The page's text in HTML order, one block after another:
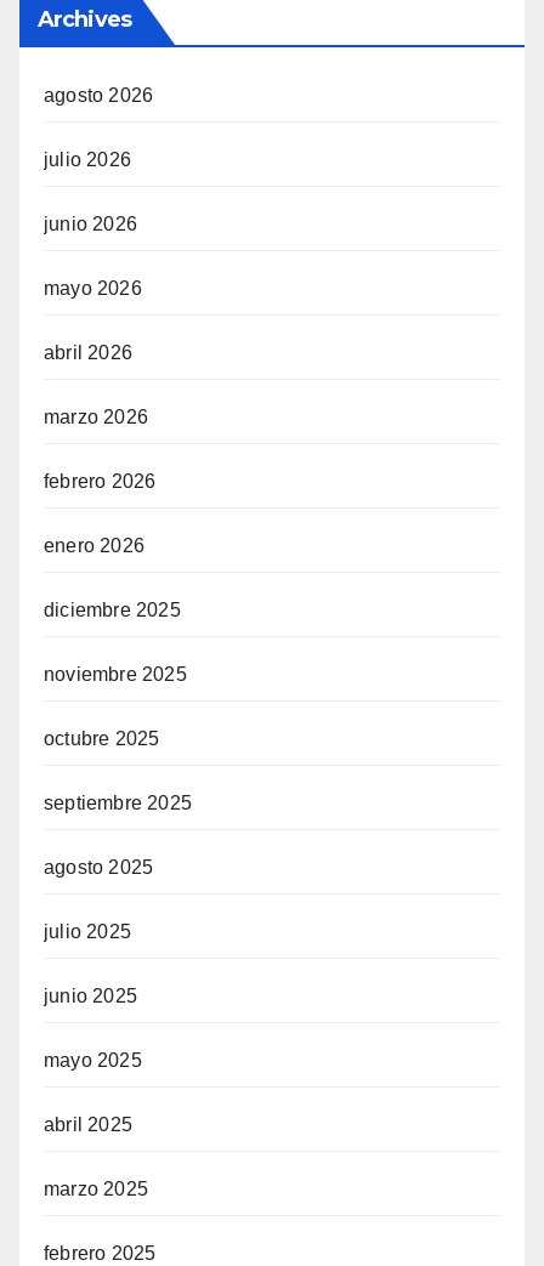
Archives
agosto 2026
julio 2026
junio 2026
mayo 2026
abril 2026
marzo 2026
febrero 2026
enero 2026
diciembre 2025
noviembre 2025
octubre 2025
septiembre 2025
agosto 2025
julio 2025
junio 2025
mayo 2025
abril 2025
marzo 2025
febrero 2025